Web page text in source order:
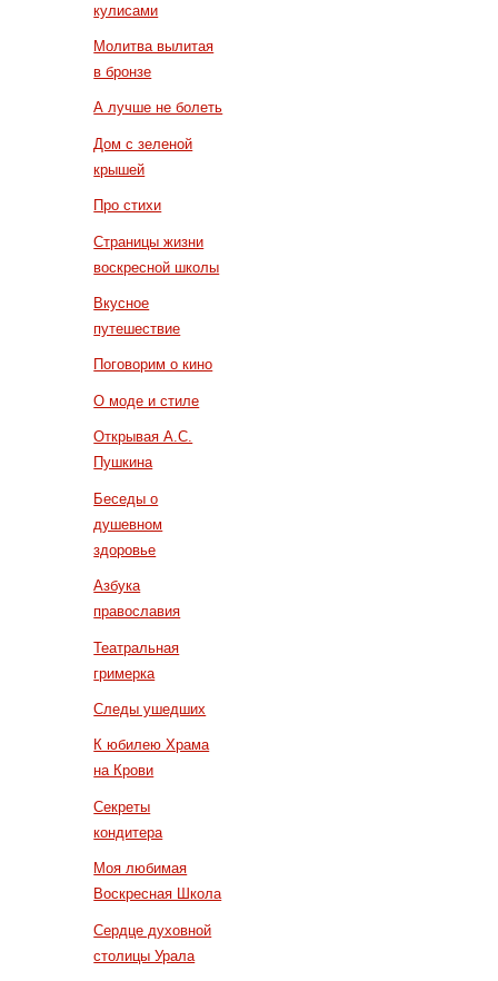
кулисами
Молитва вылитая
в бронзе
А лучше не болеть
Дом с зеленой
крышей
Про стихи
Страницы жизни
воскресной школы
Вкусное
путешествие
Поговорим о кино
О моде и стиле
Открывая А.С.
Пушкина
Беседы о
душевном
здоровье
Азбука
православия
Театральная
гримерка
Следы ушедших
К юбилею Храма
на Крови
Секреты
кондитера
Моя любимая
Воскресная Школа
Сердце духовной
столицы Урала